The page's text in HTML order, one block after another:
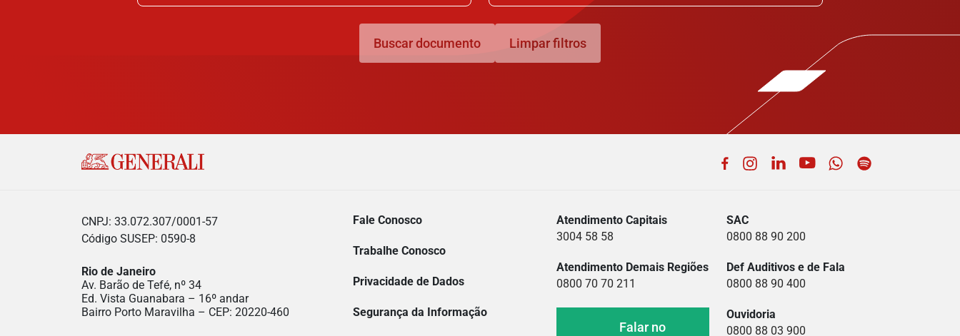
Buscar documento Limpar filtros
Facebook
Instagram
LinkedIn
YouTubeWhatsApp
CNPJ: 33.072.307/0001-57
Código SUSEP: 0590-8
Rio de Janeiro
Av. Barão de Tefé, nº 34
Ed. Vista Guanabara – 16º andar
Bairro Porto Maravilha – CEP: 20220-460
Fale Conosco
Trabalhe Conosco
Privacidade de Dados
Segurança da Informação
Atendimento Capitais
3004 58 58
Atendimento Demais Regiões
0800 70 70 211
Falar no
SAC
0800 88 90 200
Def Auditivos e de Fala
0800 88 90 400
Ouvidoria
0800 88 03 900